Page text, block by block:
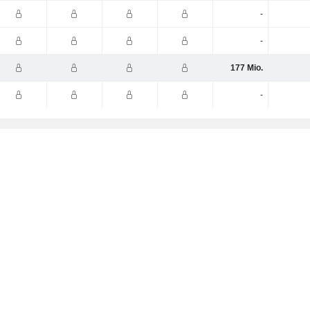
-
-
177 Mio.
-